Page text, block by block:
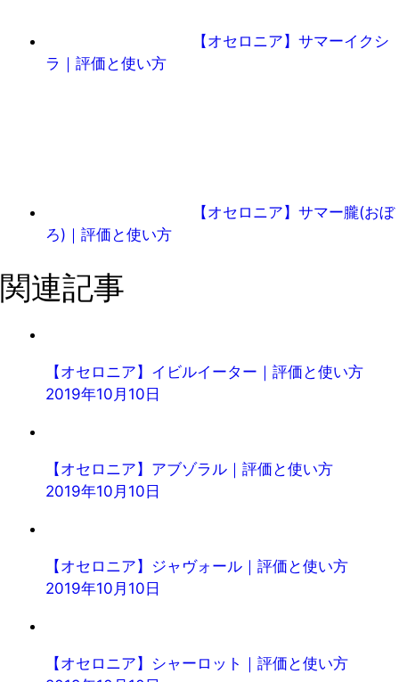
【オセロニア】サマーイクシ
ラ｜評価と使い方
【オセロニア】サマー朧(おぼ
ろ)｜評価と使い方
関連記事
【オセロニア】イビルイーター｜評価と使い方
2019年10月10日
【オセロニア】アブゾラル｜評価と使い方
2019年10月10日
【オセロニア】ジャヴォール｜評価と使い方
2019年10月10日
【オセロニア】シャーロット｜評価と使い方